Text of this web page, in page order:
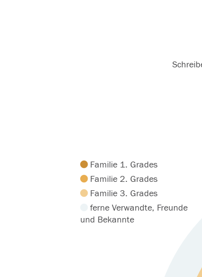
Familie 1. Grades
Familie 2. Grades
Familie 3. Grades
ferne Verwandte, Freunde
und Bekannte